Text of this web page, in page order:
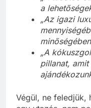
a
„Az igazi
„A
pillanat,
Végül, ne feledjük,